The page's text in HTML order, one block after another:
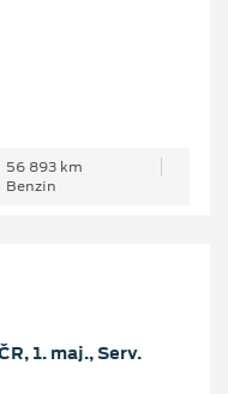
56 893 km
Benzin
1. maj., Serv.